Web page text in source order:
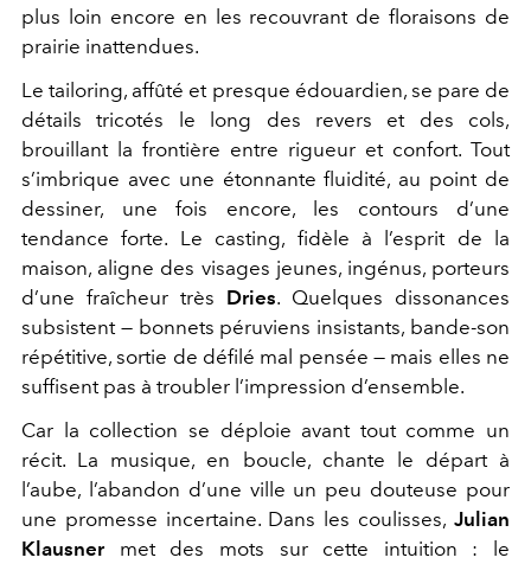
plus loin encore en les recouvrant de floraisons de
prairie inattendues.
Le tailoring, affûté et presque édouardien, se pare de
détails tricotés le long des revers et des cols,
brouillant la frontière entre rigueur et confort. Tout
s’imbrique avec une étonnante fluidité, au point de
dessiner, une fois encore, les contours d’une
tendance forte. Le casting, fidèle à l’esprit de la
maison, aligne des visages jeunes, ingénus, porteurs
d’une fraîcheur très Dries. Quelques dissonances
subsistent — bonnets péruviens insistants, bande-son
répétitive, sortie de défilé mal pensée — mais elles ne
suffisent pas à troubler l’impression d’ensemble.
Car la collection se déploie avant tout comme un
récit. La musique, en boucle, chante le départ à
l’aube, l’abandon d’une ville un peu douteuse pour
une promesse incertaine. Dans les coulisses, Julian
Klausner met des mots sur cette intuition : le